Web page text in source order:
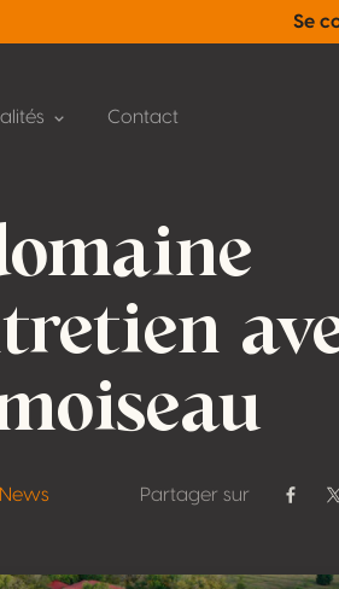
Se
Contact
Partager sur